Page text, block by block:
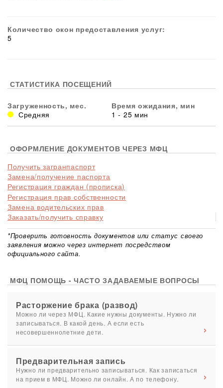
Количество окон предоставления услуг:
5
СТАТИСТИКА ПОСЕЩЕНИЙ
Загруженность, мес.
Средняя
Время ожидания, мин
1 - 25 мин
ОФОРМЛЕНИЕ ДОКУМЕНТОВ ЧЕРЕЗ МФЦ
Получить загранпаспорт
Замена/получение паспорта
Регистрация граждан (прописка)
Регистрация прав собственности
Замена водительских прав
Заказать/получить справку
*Проверить готовность документов или статус своего
заявления можно через интернет посредством
официального сайта.
МФЦ ПОМОЩЬ - ЧАСТО ЗАДАВАЕМЫЕ ВОПРОСЫ
Расторжение брака (развод)
Можно ли через МФЦ. Какие нужны документы. Нужно ли
записываться. В какой день. А если есть
несовершеннолетние дети.
Предварительная запись
Нужно ли предварительно записываться. Как записаться
на прием в МФЦ. Можно ли онлайн. А по телефону.